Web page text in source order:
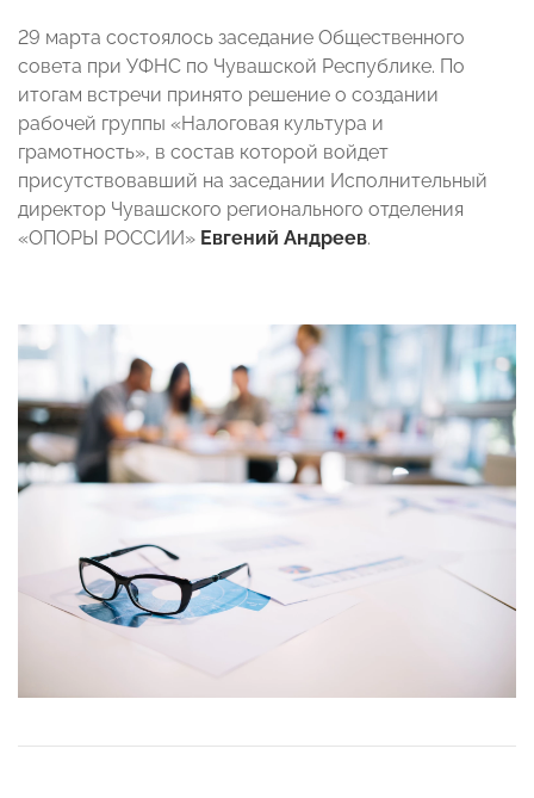
29 марта состоялось заседание Общественного
совета при УФНС по Чувашской Республике. По
итогам встречи принято решение о создании
рабочей группы «Налоговая культура и
грамотность», в состав которой войдет
присутствовавший на заседании Исполнительный
директор Чувашского регионального отделения
«ОПОРЫ РОССИИ» Евгений Андреев.